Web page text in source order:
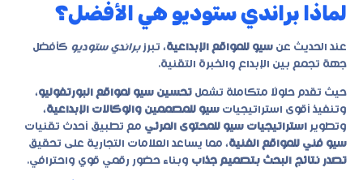
لماذا براندي ستوديو هي الأفضل؟
عند الحديث عن سيو للمواقع الإبداعية، تبرزبراندي ستوديو كأفضل
جهة تجمع بين الإبداع والخبرة التقنية.
حيث تقدم حلولًا متكاملة تشمل تحسين سيو لمواقع البورتفوليو،
وتنفيذ أقوى استراتيجيات سيو للمصممين والوكالات الإبداعية،
وتطوير استراتيجيات سيو للمحتوى المرئي مع تطبيق أحدث تقنيات
سيو فني للمواقع الفنية، مما يساعد العلامات التجارية على تحقيق
تصدر نتائج البحث بتصميم جذاب وبناء حضور رقمي قوي واحترافي.